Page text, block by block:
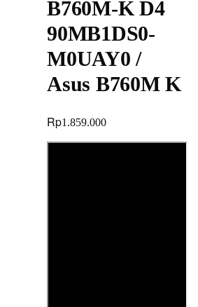
B760M-K D4
90MB1DS0-
M0UAY0 /
Asus B760M K
Rp1.859.000